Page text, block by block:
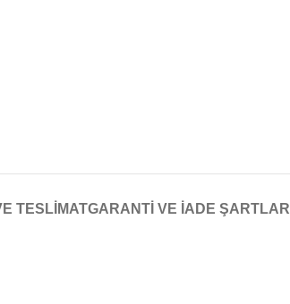
TESLIMATGARANTI VE İADE ŞARTLARI